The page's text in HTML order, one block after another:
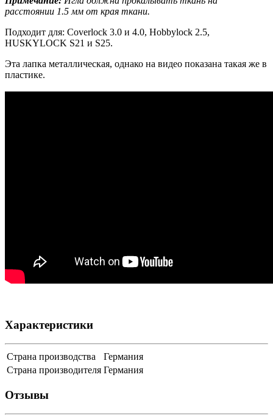
расстоянии 1.5 мм от края ткани.
Подходит для: Coverlock 3.0 и 4.0, Hobbylock 2.5,
HUSKYLOCK S21 и S25.
Эта лапка металлическая, однако на видео показана такая же в
пластике.
Характеристики
Страна производства
Германия
Страна производителя Германия
Отзывы